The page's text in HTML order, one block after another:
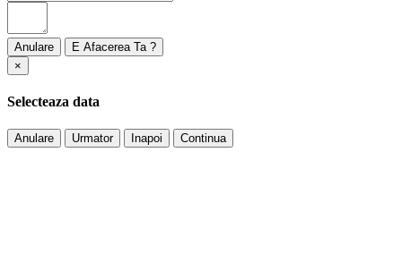
Anulare
×
Selecteaza data
Anulare